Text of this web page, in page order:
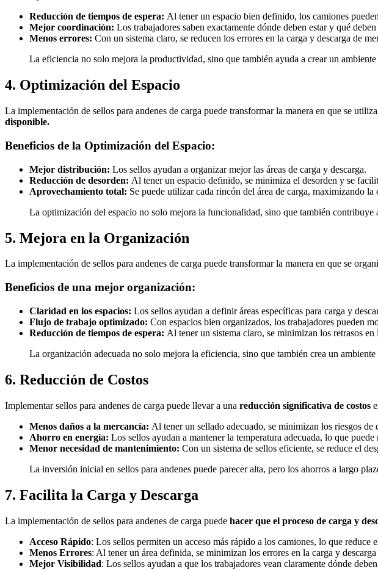
Reducción de tiempos de espera: Al tener un espacio bien definido, los camiones
Mejor coordinación: Los trabajadores saben exactamente dónde deben estar y qué
Menos errores: Con un sistema claro, se reducen los errores en la carga y descarga de
La eficiencia no solo mejora la productividad, sino que también ayuda a crear un
4. Optimización del Espacio
La implementación de sellos para andenes de carga puede transformar la manera en que se
disponible.
Beneficios de la Optimización del Espacio:
Mejor distribución: Los sellos ayudan a organizar mejor las áreas de carga y descarga.
Reducción de desorden: Al tener un espacio definido, se minimiza el desorden y se
Aprovechamiento total: Se puede utilizar cada rincón del área de carga, maximizando la
La optimización del espacio no solo mejora la funcionalidad, sino que también contribuye
5. Mejora en la Organización
La implementación de sellos para andenes de carga puede transformar la manera en que se
Beneficios de una mejor organización:
Claridad en los espacios: Los sellos ayudan a definir áreas específicas para carga y
Flujo de trabajo optimizado: Con espacios bien organizados, los trabajadores pueden
Reducción de tiempos de espera: Al tener un sistema claro, se minimizan los retrasos en
La organización adecuada no solo mejora la eficiencia, sino que también crea un
6. Reducción de Costos
Implementar sellos para andenes de carga puede llevar a una reducción significativa de costos
Menos daños a la mercancía: Al tener un sellado adecuado, se minimizan los riesgos de
Ahorro en energía: Los sellos ayudan a mantener la temperatura adecuada, lo que
Menor necesidad de mantenimiento: Con un sistema de sellos eficiente, se reduce el
La inversión inicial en sellos para andenes puede parecer alta, pero los ahorros a largo
7. Facilita la Carga y Descarga
La implementación de sellos para andenes de carga puede hacer que el proceso de carga y
Acceso Rápido: Los sellos permiten un acceso más rápido a los camiones, lo que reduce
Menos Errores: Al tener un área definida, se minimizan los errores en la carga y descarga
Mejor Visibilidad: Los sellos ayudan a que los trabajadores vean claramente dónde